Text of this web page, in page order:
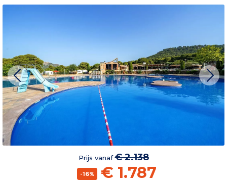
Prijs vanaf€ 2.138
-16% € 1.787